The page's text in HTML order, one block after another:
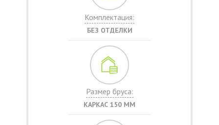
Комплектация:
БЕЗ ОТДЕЛКИ
Размер бруса:
КАРКАС 150 ММ